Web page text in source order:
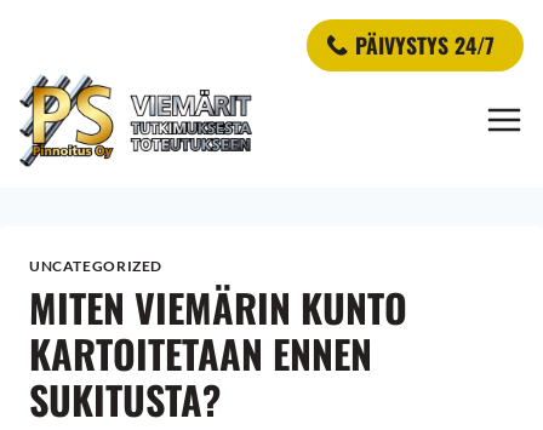
PÄIVYSTYS 24/7
UNCATEGORIZED
MITEN VIEMÄRIN KUNTO
KARTOITETAAN ENNEN
SUKITUSTA?